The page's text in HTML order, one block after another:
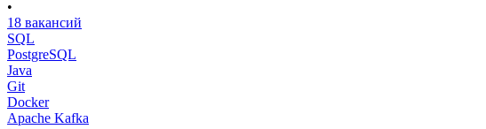
•
18 вакансий
SQL
PostgreSQL
Java
Git
Docker
Apache Kafka